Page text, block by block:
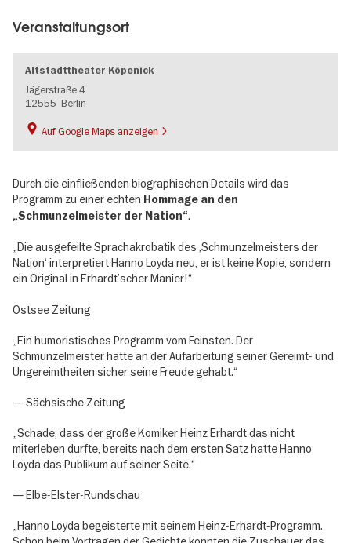
Veranstaltungsort
Altstadttheater Köpenick
Jägerstraße 4
12555 Berlin
Auf Google Maps anzeigen
Durch die einfließenden biographischen Details wird das
Programm zu einer echten Hommage an den
„Schmunzelmeister der Nation“.
„Die ausgefeilte Sprachakrobatik des ,Schmunzelmeisters der
Nation‘ interpretiert Hanno Loyda neu, er ist keine Kopie, sondern
ein Original in Erhardt’scher Manier!“
Ostsee Zeitung
„Ein humoristisches Programm vom Feinsten. Der
Schmunzelmeister hätte an der Aufarbeitung seiner Gereimt- und
Ungereimtheiten sicher seine Freude gehabt.“
— Sächsische Zeitung
„Schade, dass der große Komiker Heinz Erhardt das nicht
miterleben durfte, bereits nach dem ersten Satz hatte Hanno
Loyda das Publikum auf seiner Seite.“
— Elbe-Elster-Rundschau
„Hanno Loyda begeisterte mit seinem Heinz-Erhardt-Programm.